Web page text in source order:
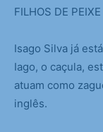
FILHOS DE PEIXE
Isago Silva já
Iago, o caçula,
atuam como
inglês.